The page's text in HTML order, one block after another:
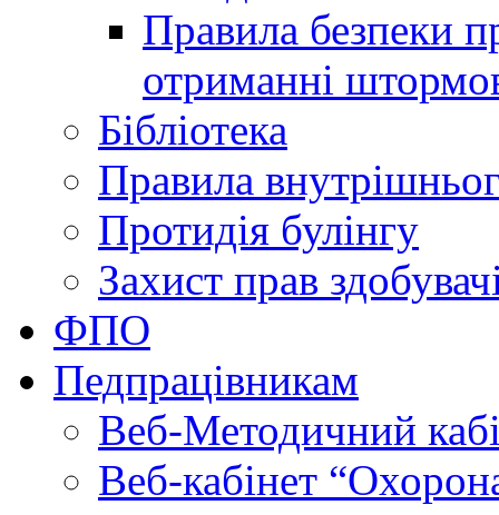
Правила безпеки
отриманні
Бібліотека
Правила
Протидія булінгу
Захист прав
ФПО
Педпрацівникам
Веб-Методичний
Веб-кабінет